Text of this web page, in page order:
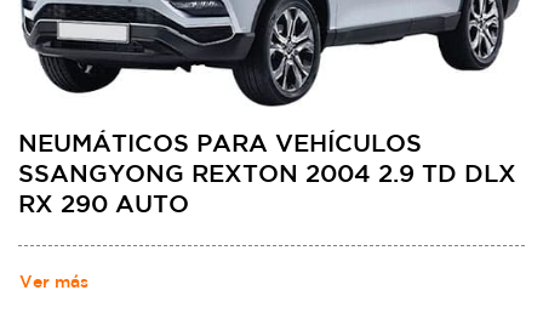
NEUMÁTICOS PARA VEHÍCULOS
SSANGYONG REXTON 2004 2.9 TD DLX
RX 290 AUTO
Ver más